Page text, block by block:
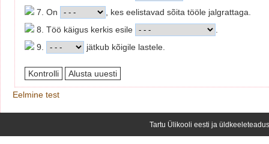
7. On
, kes eelistavad sõita tööle jalgrattaga.
8. Töö käigus kerkis esile
9.
jätkub kõigile lastele.
Eelmine test
Tartu Ülikooli eesti ja